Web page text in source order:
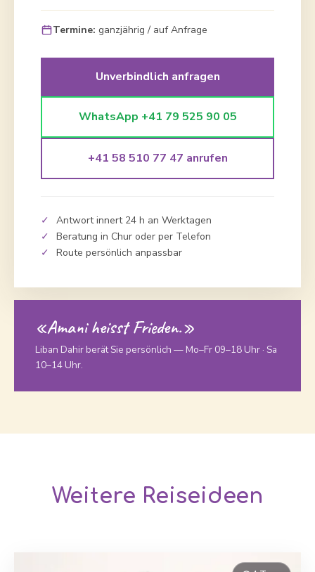
Termine: ganzjährig / auf Anfrage
Unverbindlich anfragen
WhatsApp +41 79 525 90 05
+41 58 510 77 47 anrufen
✓
Antwort innert 24 h an Werktagen
✓
Beratung in Chur oder per Telefon
✓
Route persönlich anpassbar
«Amani heisst Frieden.»
Liban Dahir berät Sie persönlich — Mo–Fr 09–18 Uhr · Sa
10–14 Uhr.
Weitere Reiseideen